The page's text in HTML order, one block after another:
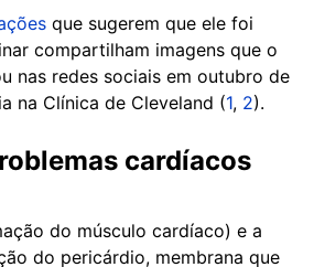
que sugerem que ele foi
compartilham imagens que o
nas redes sociais em outubro de
na Clínica de Cleveland (1, 2).
cardíacos
do músculo cardíaco) e a
do pericárdio, membrana que